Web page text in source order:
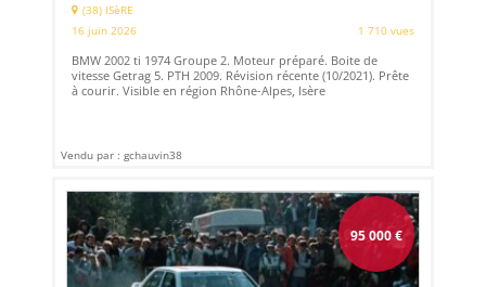
(38) ISèRE
16 juin 2026
1 710 vues
BMW 2002 ti 1974 Groupe 2. Moteur préparé. Boite de
vitesse Getrag 5. PTH 2009. Révision récente (10/2021). Prête
à courir. Visible en région Rhône-Alpes, Isère
Vendu par : gchauvin38
95 000€